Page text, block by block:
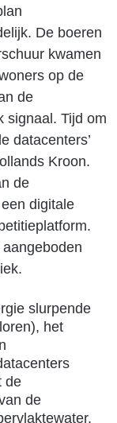
De boeren
kwamen
op de
de
signaal. Tijd om
datacenters’
Kroon.
de
digitale
slurpende
het
de
de